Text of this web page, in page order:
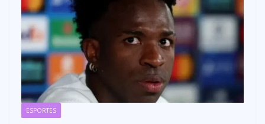
ESPORTES